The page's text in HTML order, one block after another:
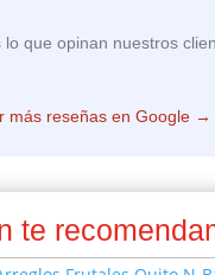
lo que opinan nuestros
más reseñas en Google →
te